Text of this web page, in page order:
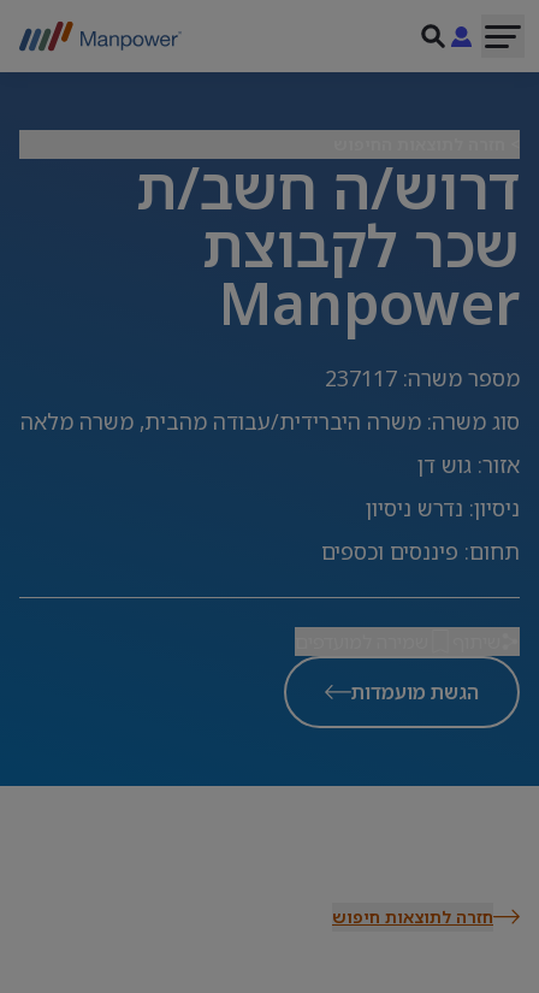
דרוש/ה חשב/ת
שכר לקבוצת
Manpower
מספר משרה:
237117
סוג משרה: משרה היברידית/עבודה מהבית, משרה מלאה
אזור: גוש דן
ניסיון: נדרש ניסיון
תחום: פיננסים וכספים
הגשת מועמדות
חזרה לתוצאות חיפוש